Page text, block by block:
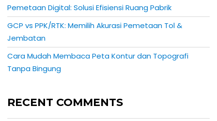
Pemetaan Digital: Solusi Efisiensi Ruang Pabrik
GCP vs PPK/RTK: Memilih Akurasi Pemetaan Tol &
Jembatan
Cara Mudah Membaca Peta Kontur dan Topografi
Tanpa Bingung
RECENT COMMENTS